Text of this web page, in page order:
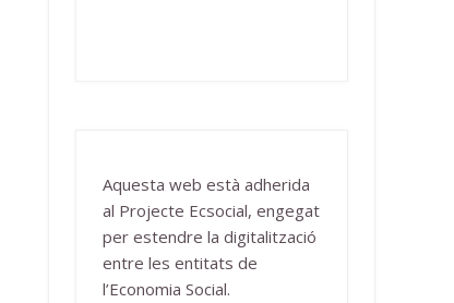
Aquesta web està adherida
al Projecte Ecsocial, engegat
per estendre la digitalització
entre les entitats de
l’Economia Social.